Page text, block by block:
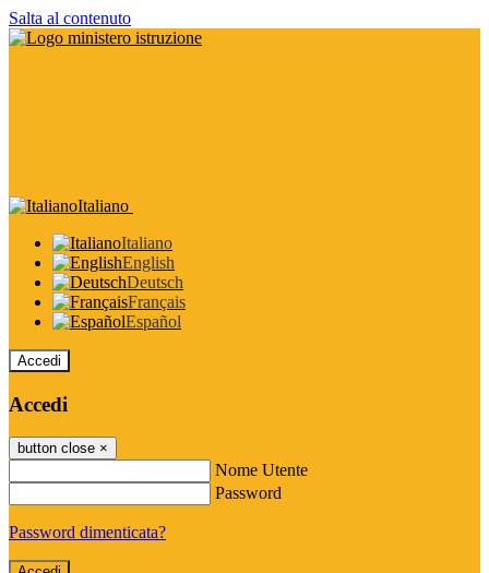
Salta al contenuto
Italiano
Italiano
English
Deutsch
Français
Español
Accedi
Accedi
button close ×
Nome Utente
Password
Password dimenticata?